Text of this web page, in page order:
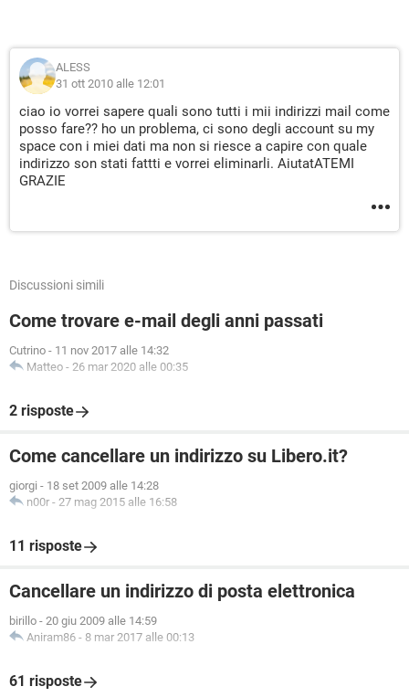
ALESS
31 ott 2010 alle 12:01
ciao io vorrei sapere quali sono tutti i mii indirizzi mail come
posso fare?? ho un problema, ci sono degli account su my
space con i miei dati ma non si riesce a capire con quale
indirizzo son stati fattti e vorrei eliminarli. AiutatATEMI
GRAZIE
Discussioni simili
Come trovare e-mail degli anni passati
Cutrino - 11 nov 2017 alle 14:32
Matteo - 26 mar 2020 alle 00:35
2 risposte
Come cancellare un indirizzo su Libero.it?
giorgi - 18 set 2009 alle 14:28
n00r - 27 mag 2015 alle 16:58
11 risposte
Cancellare un indirizzo di posta elettronica
birillo - 20 giu 2009 alle 14:59
Aniram86 - 8 mar 2017 alle 00:13
61 risposte